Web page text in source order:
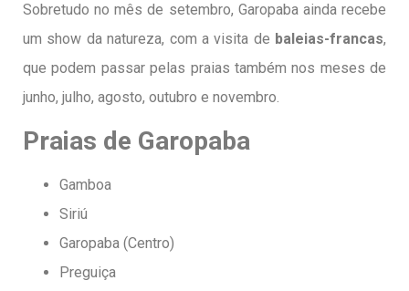
Sobretudo no mês de setembro, Garopaba ainda recebe
um show da natureza, com a visita de baleias-francas,
que podem passar pelas praias também nos meses de
junho, julho, agosto, outubro e novembro.
Praias de Garopaba
Gamboa
Siriú
Garopaba (Centro)
Preguiça